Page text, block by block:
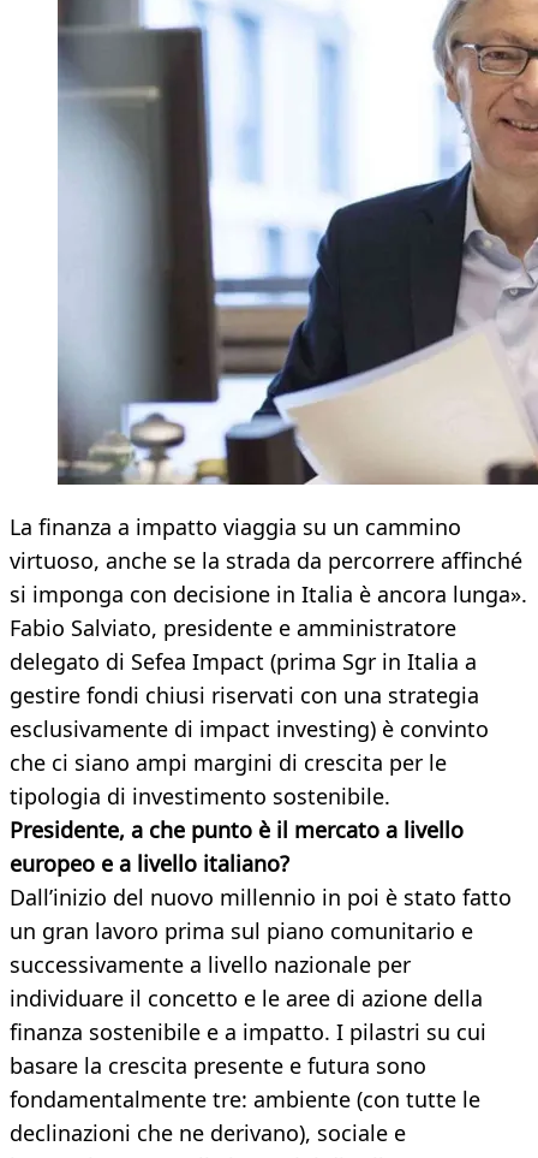
La finanza a impatto viaggia su un cammino
virtuoso, anche se la strada da percorrere affinché
si imponga con decisione in Italia è ancora lunga».
Fabio Salviato, presidente e amministratore
delegato di Sefea Impact (prima Sgr in Italia a
gestire fondi chiusi riservati con una strategia
esclusivamente di impact investing) è convinto
che ci siano ampi margini di crescita per le
tipologia di investimento sostenibile.
Presidente, a che punto è il mercato a livello
europeo e a livello italiano?
Dall’inizio del nuovo millennio in poi è stato fatto
un gran lavoro prima sul piano comunitario e
successivamente a livello nazionale per
individuare il concetto e le aree di azione della
finanza sostenibile e a impatto. I pilastri su cui
basare la crescita presente e futura sono
fondamentalmente tre: ambiente (con tutte le
declinazioni che ne derivano), sociale e